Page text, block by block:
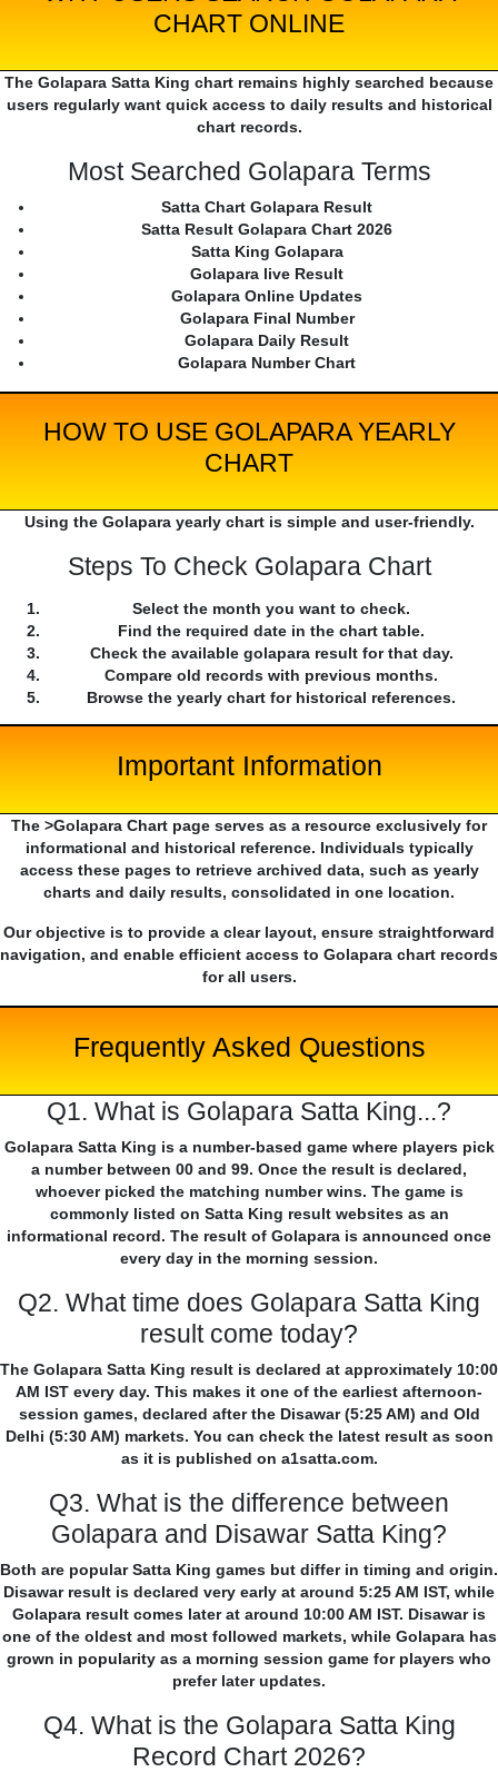
CHART ONLINE
The Golapara Satta King chart remains highly searched because
users regularly want quick access to daily results and historical
chart records.
Most Searched Golapara Terms
Satta Chart Golapara Result
Satta Result Golapara Chart 2026
Satta King Golapara
Golapara live Result
Golapara Online Updates
Golapara Final Number
Golapara Daily Result
Golapara Number Chart
HOW TO USE GOLAPARA YEARLY
CHART
Using the Golapara yearly chart is simple and user-friendly.
Steps To Check Golapara Chart
Select the month you want to check.
Find the required date in the chart table.
Check the available golapara result for that day.
Compare old records with previous months.
Browse the yearly chart for historical references.
Important Information
The >Golapara Chart page serves as a resource exclusively for
informational and historical reference. Individuals typically
access these pages to retrieve archived data, such as yearly
charts and daily results, consolidated in one location.
Our objective is to provide a clear layout, ensure straightforward
navigation, and enable efficient access to Golapara chart records
for all users.
Frequently Asked Questions
Q1. What is Golapara Satta King...?
Golapara Satta King is a number-based game where players pick
a number between 00 and 99. Once the result is declared,
whoever picked the matching number wins. The game is
commonly listed on Satta King result websites as an
informational record. The result of Golapara is announced once
every day in the morning session.
Q2. What time does Golapara Satta King
result come today?
The Golapara Satta King result is declared at approximately 10:00
AM IST every day. This makes it one of the earliest afternoon-
session games, declared after the Disawar (5:25 AM) and Old
Delhi (5:30 AM) markets. You can check the latest result as soon
as it is published on a1satta.com.
Q3. What is the difference between
Golapara and Disawar Satta King?
Both are popular Satta King games but differ in timing and origin.
Disawar result is declared very early at around 5:25 AM IST, while
Golapara result comes later at around 10:00 AM IST. Disawar is
one of the oldest and most followed markets, while Golapara has
grown in popularity as a morning session game for players who
prefer later updates.
Q4. What is the Golapara Satta King
Record Chart 2026?